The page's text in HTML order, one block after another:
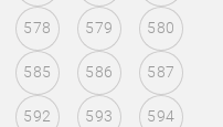
578 579 580
585 586 587
592 593 594